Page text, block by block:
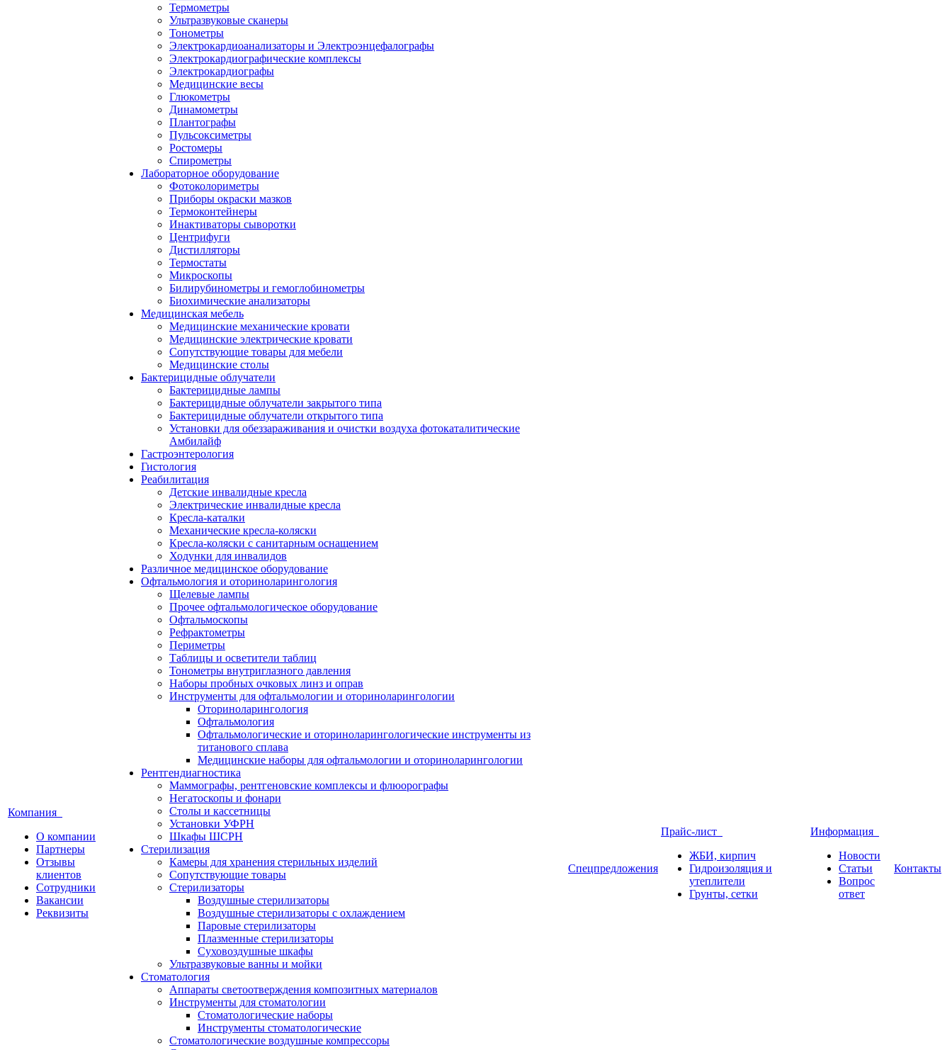
Компания
О компании
Партнеры
Отзывы
клиентов
Сотрудники
Вакансии
Реквизиты
Термометры
Ультразвуковые сканеры
Тонометры
Электрокардиоанализаторы и Электроэнцефалографы
Электрокардиографические комплексы
Электрокардиографы
Медицинские весы
Глюкометры
Динамометры
Плантографы
Пульсоксиметры
Ростомеры
Спирометры
Лабораторное оборудование
Фотоколориметры
Приборы окраски мазков
Термоконтейнеры
Инактиваторы сыворотки
Центрифуги
Дистилляторы
Термостаты
Микроскопы
Билирубинометры и гемоглобинометры
Биохимические анализаторы
Медицинская мебель
Медицинские механические кровати
Медицинские электрические кровати
Сопутствующие товары для мебели
Медицинские столы
Бактерицидные облучатели
Бактерицидные лампы
Бактерицидные облучатели закрытого типа
Бактерицидные облучатели открытого типа
Установки для обеззараживания и очистки воздуха фотокаталитические
Амбилайф
Гастроэнтерология
Гистология
Реабилитация
Детские инвалидные кресла
Электрические инвалидные кресла
Кресла-каталки
Механические кресла-коляски
Кресла-коляски с санитарным оснащением
Ходунки для инвалидов
Различное медицинское оборудование
Офтальмология и оториноларингология
Щелевые лампы
Прочее офтальмологическое оборудование
Офтальмоскопы
Рефрактометры
Периметры
Таблицы и осветители таблиц
Тонометры внутриглазного давления
Наборы пробных очковых линз и оправ
Инструменты для офтальмологии и оториноларингологии
Оториноларингология
Офтальмология
Офтальмологические и оториноларингологические инструменты из
титанового сплава
Медицинские наборы для офтальмологии и оториноларингологии
Рентгендиагностика
Маммографы, рентгеновские комплексы и флюорографы
Негатоскопы и фонари
Столы и кассетницы
Установки УФРН
Шкафы ШСРН
Стерилизация
Камеры для хранения стерильных изделий
Сопутствующие товары
Стерилизаторы
Воздушные стерилизаторы
Воздушные стерилизаторы с охлаждением
Паровые стерилизаторы
Плазменные стерилизаторы
Суховоздушные шкафы
Ультразвуковые ванны и мойки
Стоматология
Аппараты светоотверждения композитных материалов
Инструменты для стоматологии
Стоматологические наборы
Инструменты стоматологические
Стоматологические воздушные компрессоры
Спецпредложения
Прайс-лист
ЖБИ, кирпич
Гидроизоляция и
утеплители
Грунты, сетки
Информация
Новости
Статьи
Вопрос
ответ
Контакты